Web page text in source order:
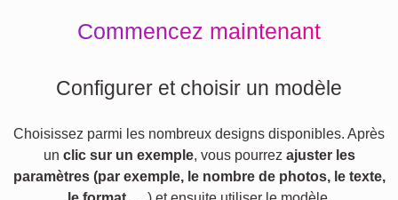
Commencez maintenant
Configurer et choisir un modèle
Choisissez parmi les nombreux designs disponibles. Après
un clic sur un exemple, vous pourrez ajuster les
paramètres (par exemple, le nombre de photos, le texte,